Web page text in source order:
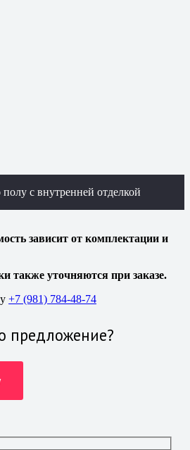
с внутренней отделкой
зависит от комплектации и
также уточняются при заказе.
+7 (981) 784-48-74
предложение?